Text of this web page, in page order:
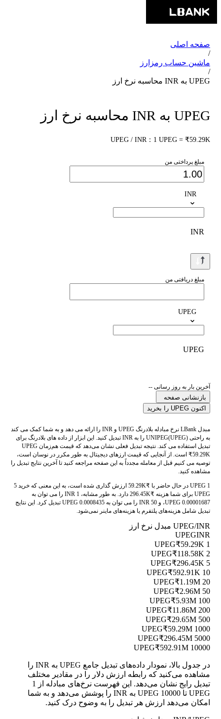
صفحه اصلی
/
ماشین حساب رمزارز
/
UPEG به INR محاسبه نرخ ارز
UPEG به INR محاسبه نرخ ارز
UPEG / INR：1 UPEG = ₹59.29K
مبلغ پرداختی من
INR
INR
مبلغ دریافتی من
UPEG
UPEG
آخرین بار به روز رسانی --
بازنشانی صفحه
اکنون UPEG را بخرید
مبدل LBank نرخ مبادله بلادرنگ UPEG و INR را ارائه می دهد و به شما کمک می کند
به راحتی UNIPEG(UPEG) را به INR تبدیل کنید. این ابزار از داده های بلادرنگ برای
تبدیل استفاده می کند. نتیجه تبدیل فعلی نشان می‌دهد که قیمت هم‌زمان UPEG
₹59.29K است. از آنجایی که قیمت ارزهای دیجیتال به طور مکرر در نوسان است،
توصیه می کنیم قبل از معامله مجدداً به این صفحه مراجعه کنید تا آخرین نتایج تبدیل را
مشاهده کنید.
1 UPEG در حال حاضر با ₹59.29K ارزش گذاری شده است، به این معنی که خرید 5
UPEG برای شما هزینه ₹296.45K دارد. به طور مشابه، 1 INR را می توان به
0.00001687 UPEG، و 50 INR را می توان به 0.0008435 UPEG تبدیل کرد. این نتایج
تبدیل شامل هزینه‌های پلتفرم یا هزینه‌های ماینر نمی‌شود.
UPEG/INR مبدل نرخ ارز
UPEGINR
1 UPEG
₹59.29K
2 UPEG
₹118.58K
5 UPEG
₹296.45K
10 UPEG
₹592.91K
20 UPEG
₹1.19M
50 UPEG
₹2.96M
100 UPEG
₹5.93M
200 UPEG
₹11.86M
500 UPEG
₹29.65M
1000 UPEG
₹59.29M
5000 UPEG
₹296.45M
10000 UPEG
₹592.91M
در جدول بالا، نمودار داده‌های تبدیل جامع UPEG به INR را
مشاهده می‌کنید که رابطه ارزش دلار را در مقادیر مختلف
تبدیل رایج نشان می‌دهد. این فهرست نرخ‌های مبادله از 1
UPEG تا 10000 UPEG به INR را پوشش می‌دهد و به شما
امکان می‌دهد ارزش هر تبدیل را به وضوح درک کنید.